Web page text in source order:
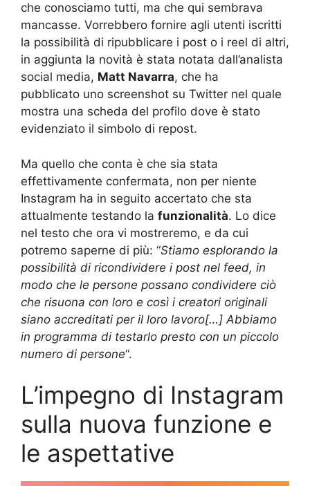
che conosciamo tutti, ma che qui sembrava
mancasse. Vorrebbero fornire agli utenti iscritti
la possibilità di ripubblicare i post o i reel di altri,
in aggiunta la novità è stata notata dall’analista
social media, Matt Navarra, che ha
pubblicato uno screenshot su Twitter nel quale
mostra una scheda del profilo dove è stato
evidenziato il simbolo di repost.
Ma quello che conta è che sia stata
effettivamente confermata, non per niente
Instagram ha in seguito accertato che sta
attualmente testando la funzionalità. Lo dice
nel testo che ora vi mostreremo, e da cui
potremo saperne di più: “Stiamo esplorando la
possibilità di ricondividere i post nel feed, in
modo che le persone possano condividere ciò
che risuona con loro e così i creatori originali
siano accreditati per il loro lavoro[…] Abbiamo
in programma di testarlo presto con un piccolo
numero di persone“.
L’impegno di Instagram
sulla nuova funzione e
le aspettative